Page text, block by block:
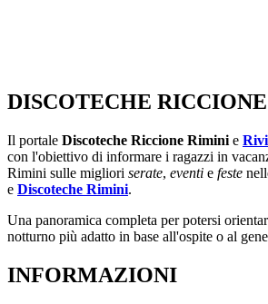
DISCOTECHE
Il portale Discoteche Riccione Rimini e
con l'obiettivo di informare i ragazzi in
Rimini sulle migliori serate, eventi e feste
e Discoteche Rimini.
Una panoramica completa per potersi
notturno più adatto in base all'ospite o al
INFORMAZIONI